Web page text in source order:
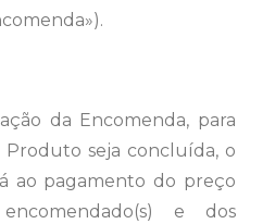
da Encomenda, para
Produto seja concluída, o
ao pagamento do preço
e dos